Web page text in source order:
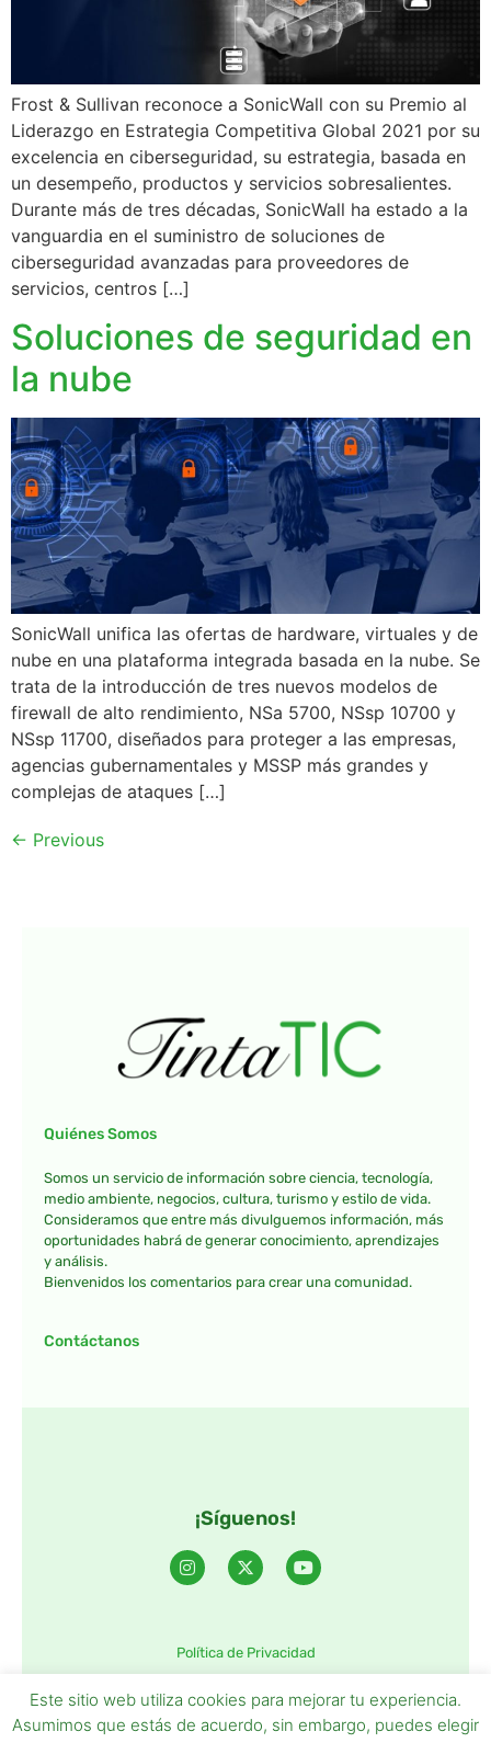
Frost & Sullivan reconoce a SonicWall con su Premio al
Liderazgo en Estrategia Competitiva Global 2021 por su
excelencia en ciberseguridad, su estrategia, basada en
un desempeño, productos y servicios sobresalientes.
Durante más de tres décadas, SonicWall ha estado a la
vanguardia en el suministro de soluciones de
ciberseguridad avanzadas para proveedores de
servicios, centros […]
Soluciones de seguridad en
la nube
SonicWall unifica las ofertas de hardware, virtuales y de
nube en una plataforma integrada basada en la nube. Se
trata de la introducción de tres nuevos modelos de
firewall de alto rendimiento, NSa 5700, NSsp 10700 y
NSsp 11700, diseñados para proteger a las empresas,
agencias gubernamentales y MSSP más grandes y
complejas de ataques […]
← Previous
Quiénes Somos
Somos un servicio de información sobre ciencia, tecnología,
medio ambiente, negocios, cultura, turismo y estilo de vida.
Consideramos que entre más divulguemos información, más
oportunidades habrá de generar conocimiento, aprendizajes
y análisis.
Bienvenidos los comentarios para crear una comunidad.
Contáctanos
¡Síguenos!
Política de Privacidad
Este sitio web utiliza cookies para mejorar tu experiencia.
Asumimos que estás de acuerdo, sin embargo, puedes elegir